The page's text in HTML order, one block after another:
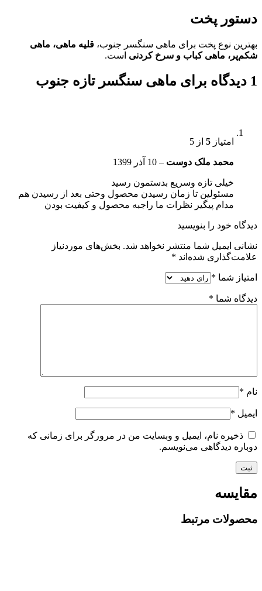
دستور پخت
بهترین نوع پخت برای ماهی سنگسر جنوب، قلیه ماهی، ماهی
شکم‌‌پر، ماهی کباب و سرخ کردنی است.
1 دیدگاه برای ماهی سنگسر تازه جنوب
امتیاز 5 از 5
محمد ملک دوست – 10 آذر 1399
خیلی تازه و‌سریع بدستمون رسید
مسئولین تا زمان رسیدن محصول و‌حتی بعد از رسیدن هم
مدام پیگیر نظرات ما راجبه محصول و کیفیت بودن
دیدگاه خود را بنویسید
نشانی ایمیل شما منتشر نخواهد شد. بخش‌های موردنیاز
علامت‌گذاری شده‌اند *
امتیاز شما *
دیدگاه شما *
نام *
ایمیل *
ذخیره نام، ایمیل و وبسایت من در مرورگر برای زمانی که
دوباره دیدگاهی می‌نویسم.
مقایسه
محصولات مرتبط